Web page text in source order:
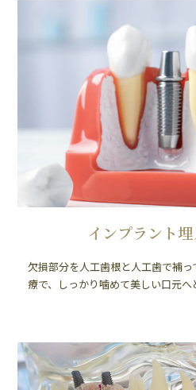
インプラント
欠損部分を人工歯根と人工歯で補
療で、しっかり噛めて美しい口元へ